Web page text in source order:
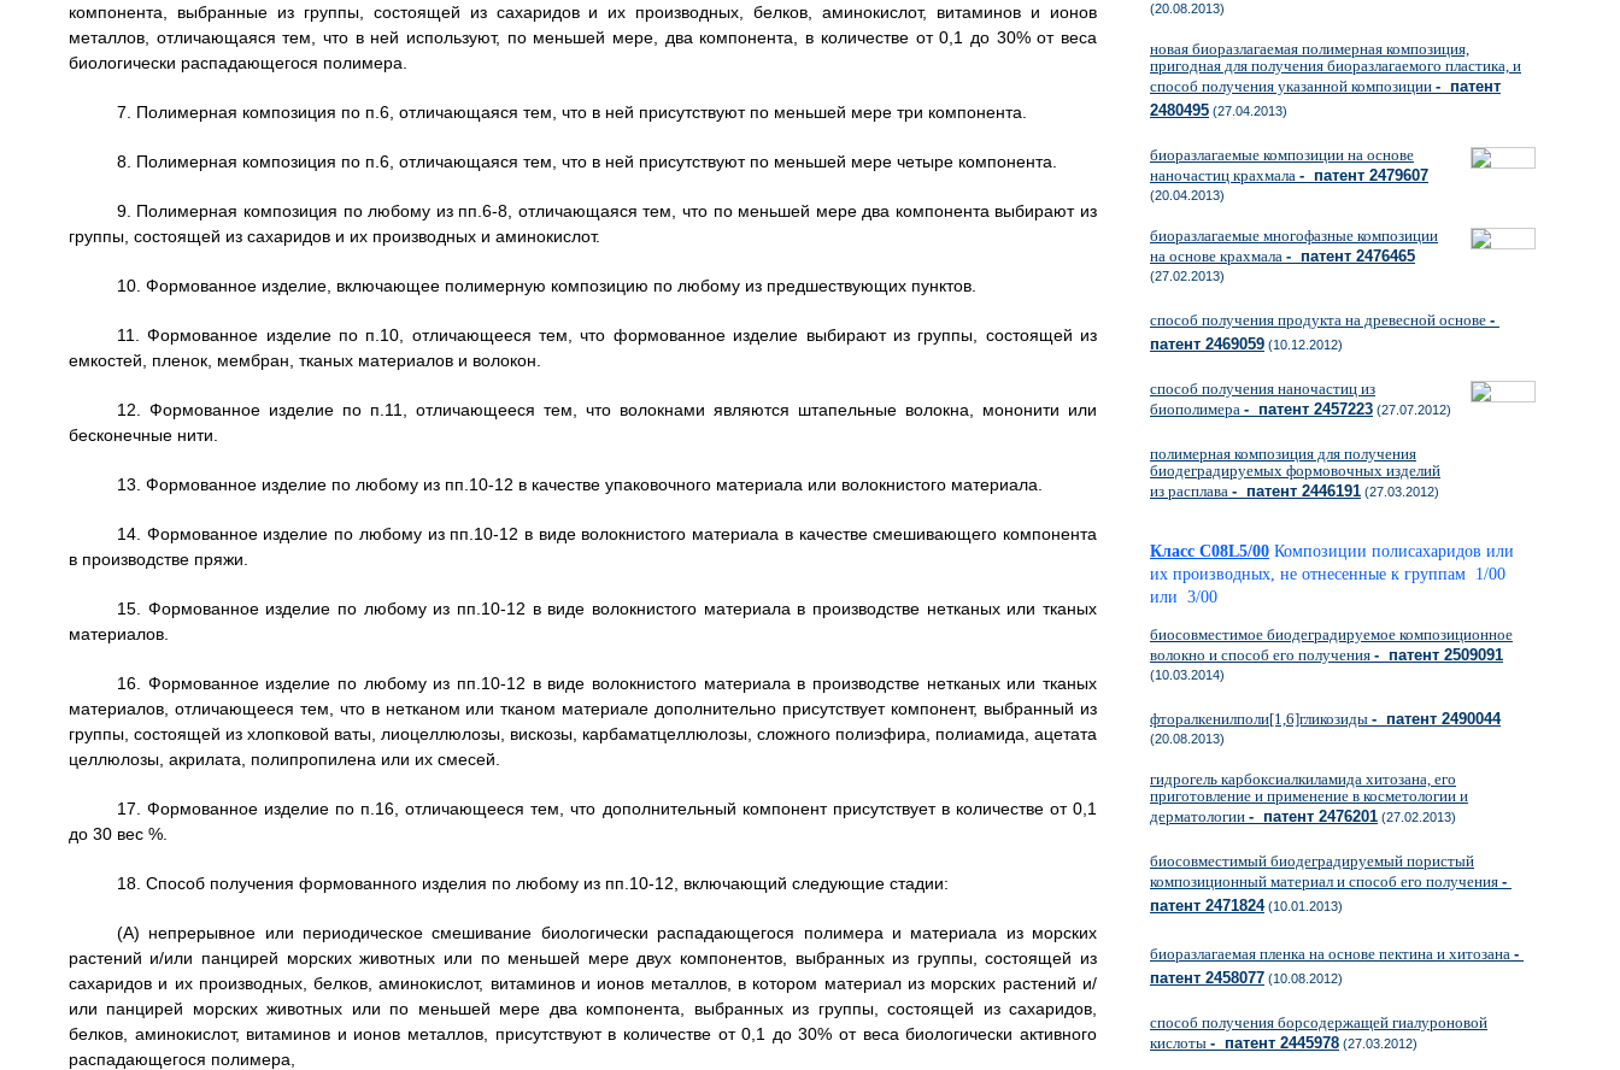
компонента, выбранные из группы, состоящей из сахаридов и их производных, белков, аминокислот, витаминов и ионов
металлов, отличающаяся тем, что в ней используют, по меньшей мере, два компонента, в количестве от 0,1 до 30% от веса
биологически распадающегося полимера.
7. Полимерная композиция по п.6, отличающаяся тем, что в ней присутствуют по меньшей мере три компонента.
8. Полимерная композиция по п.6, отличающаяся тем, что в ней присутствуют по меньшей мере четыре компонента.
9. Полимерная композиция по любому из пп.6-8, отличающаяся тем, что по меньшей мере два компонента выбирают из
группы, состоящей из сахаридов и их производных и аминокислот.
10. Формованное изделие, включающее полимерную композицию по любому из предшествующих пунктов.
11. Формованное изделие по п.10, отличающееся тем, что формованное изделие выбирают из группы, состоящей из
емкостей, пленок, мембран, тканых материалов и волокон.
12. Формованное изделие по п.11, отличающееся тем, что волокнами являются штапельные волокна, мононити или
бесконечные нити.
13. Формованное изделие по любому из пп.10-12 в качестве упаковочного материала или волокнистого материала.
14. Формованное изделие по любому из пп.10-12 в виде волокнистого материала в качестве смешивающего компонента
в производстве пряжи.
15. Формованное изделие по любому из пп.10-12 в виде волокнистого материала в производстве нетканых или тканых
материалов.
16. Формованное изделие по любому из пп.10-12 в виде волокнистого материала в производстве нетканых или тканых
материалов, отличающееся тем, что в нетканом или тканом материале дополнительно присутствует компонент, выбранный из
группы, состоящей из хлопковой ваты, лиоцеллюлозы, вискозы, карбаматцеллюлозы, сложного полиэфира, полиамида, ацетата
целлюлозы, акрилата, полипропилена или их смесей.
17. Формованное изделие по п.16, отличающееся тем, что дополнительный компонент присутствует в количестве от 0,1
до 30 вес %.
18. Способ получения формованного изделия по любому из пп.10-12, включающий следующие стадии:
(A) непрерывное или периодическое смешивание биологически распадающегося полимера и материала из морских
растений и/или панцирей морских животных или по меньшей мере двух компонентов, выбранных из группы, состоящей из
сахаридов и их производных, белков, аминокислот, витаминов и ионов металлов, в котором материал из морских растений и/
или панцирей морских животных или по меньшей мере два компонента, выбранных из группы, состоящей из сахаридов,
белков, аминокислот, витаминов и ионов металлов, присутствуют в количестве от 0,1 до 30% от веса биологически активного
распадающегося полимера,
(20.08.2013)
новая биоразлагаемая полимерная композиция,
пригодная для получения биоразлагаемого пластика, и
способ получения указанной композиции - патент
2480495 (27.04.2013)
биоразлагаемые композиции на основе
наночастиц крахмала - патент 2479607
(20.04.2013)
биоразлагаемые многофазные композиции
на основе крахмала - патент 2476465
(27.02.2013)
способ получения продукта на древесной основе -
патент 2469059 (10.12.2012)
способ получения наночастиц из
биополимера - патент 2457223 (27.07.2012)
полимерная композиция для получения
биодеградируемых формовочных изделий
из расплава - патент 2446191 (27.03.2012)
Класс C08L5/00 Композиции полисахаридов или
их производных, не отнесенные к группам 1/00
или 3/00
биосовместимое биодеградируемое композиционное
волокно и способ его получения - патент 2509091
(10.03.2014)
фторалкенилполи[1,6]гликозиды - патент 2490044
(20.08.2013)
гидрогель карбоксиалкиламида хитозана, его
приготовление и применение в косметологии и
дерматологии - патент 2476201 (27.02.2013)
биосовместимый биодеградируемый пористый
композиционный материал и способ его получения -
патент 2471824(10.01.2013)
биоразлагаемая пленка на основе пектина и хитозана -
патент 2458077 (10.08.2012)
способ получения борсодержащей гиалуроновой
кислоты - патент 2445978 (27.03.2012)